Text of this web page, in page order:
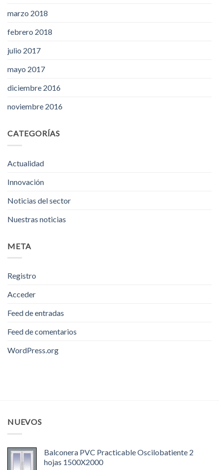
marzo 2018
febrero 2018
julio 2017
mayo 2017
diciembre 2016
noviembre 2016
CATEGORÍAS
Actualidad
Innovación
Noticias del sector
Nuestras noticias
META
Registro
Acceder
Feed de entradas
Feed de comentarios
WordPress.org
NUEVOS
Balconera PVC Practicable Oscilobatiente 2
hojas 1500X2000